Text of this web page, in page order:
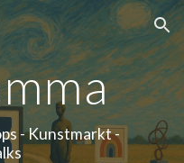
Skip to navigation
- Kunstmarkt -